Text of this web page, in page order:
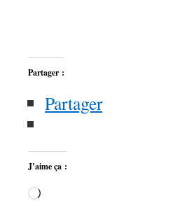
Partager :
Partager
J’aime ça :
Chargement…